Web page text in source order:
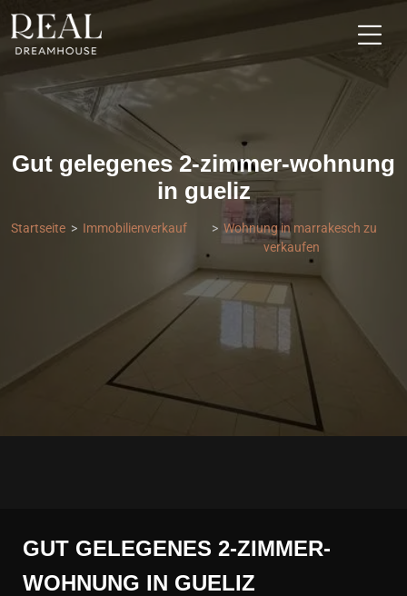
Gut gelegenes 2-zimmer-wohnung
in gueliz
Startseite Immobilienverkauf
Wohnung in marrakesch zu
verkaufen
GUT GELEGENES 2-ZIMMER-
WOHNUNG IN GUELIZ